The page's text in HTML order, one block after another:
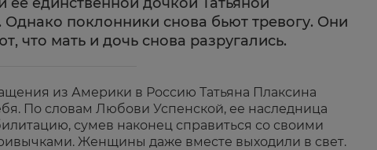
Однако поклонники снова бьют тревогу. Они
что мать и дочь снова разругались.
из Америки в Россию Татьяна Плаксина
По словам Любови Успенской, ее наследница
сумев наконец справиться со своими
Женщины даже вместе выходили в свет.